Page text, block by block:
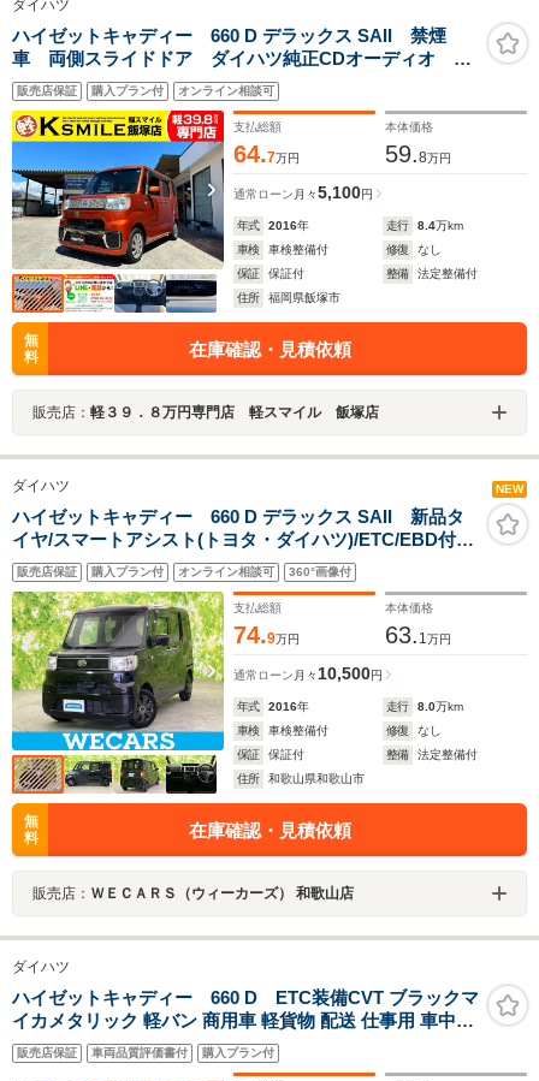
ダイハツ
ハイゼットキャディー 660 D デラックス SAII 禁煙
車 両側スライドドア ダイハツ純正CDオーディオ ミ
ュージックプレイヤー接続可 アイドリングストップ
ETC ドライブレコーダー キーレス 衝突軽減ブレー
キ 横滑り防止装置 障害物センサー
販売店保証 購入プラン付 オンライン相談可
支払総額
64.7万円
本体価格
59.8万円
通常ローン 月々5,100円
年式 2016年 走行 8.4万km
車検
車検整備付 修復
なし
保証
保証付 整備
法定整備付
住所
福岡県飯塚市
無
料
在庫確認・見積依頼
販売店： 軽３９．８万円専門店 軽スマイル 飯塚店
ダイハツ NEW
ハイゼットキャディー 660 D デラックス SAII 新品タ
イヤ/スマートアシスト(トヨタ・ダイハツ)/ETC/EBD付
ABS/横滑り防止装置/アイドリングストップ/エアバッグ
運転席/エアバッグ 助手席/衝突安全ボディ/パワーウイン
ドウ/キーレス
販売店保証 購入プラン付 オンライン相談可 360°画像付
支払総額
74.9万円
本体価格
63. 1万円
通常ローン 月々10,500円
年式 2016年 走行 8.0万km
車検
車検整備付 修復
なし
保証
保証付 整備
法定整備付
住所
和歌山県和歌山市
無
料
在庫確認・見積依頼
販売店： ＷＥＣＡＲＳ（ウィーカーズ） 和歌山店
ダイハツ
ハイゼットキャディー 660 D ETC装備CVT ブラックマ
イカメタリック 軽バン 商用車 軽貨物 配送 仕事用 車中泊
キーレス スマートアシスト
販売店保証 車両品質評価書付 購入プラン付